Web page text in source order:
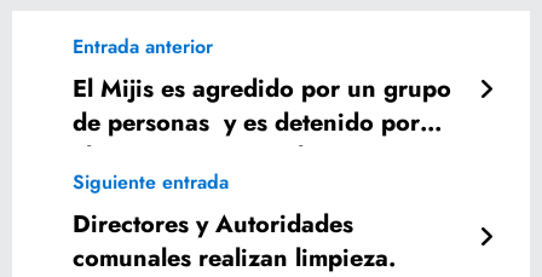
Entrada anterior
El Mijis es agredido por un grupo
de personas y es detenido por
elementos Municipales en
Aguascalientes.
Siguiente entrada
Directores y Autoridades
comunales realizan limpieza.